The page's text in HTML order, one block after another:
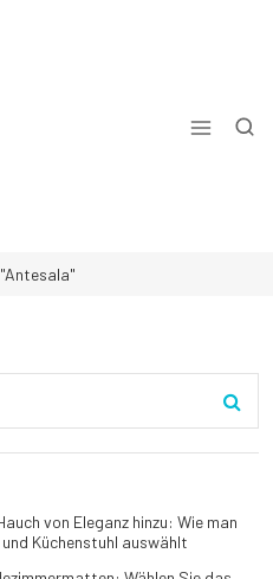
von Eleganz hinzu: Wie man
Küchenstuhl auswählt